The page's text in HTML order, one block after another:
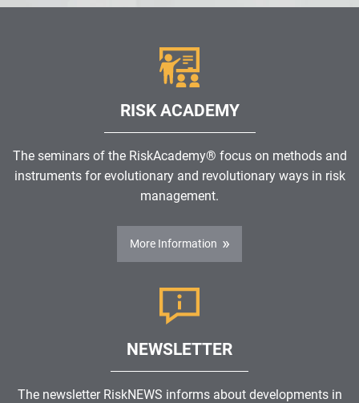
RISK ACADEMY
The seminars of the RiskAcademy® focus on methods and
instruments for evolutionary and revolutionary ways in risk
management.
More Information
NEWSLETTER
The newsletter RiskNEWS informs about developments in